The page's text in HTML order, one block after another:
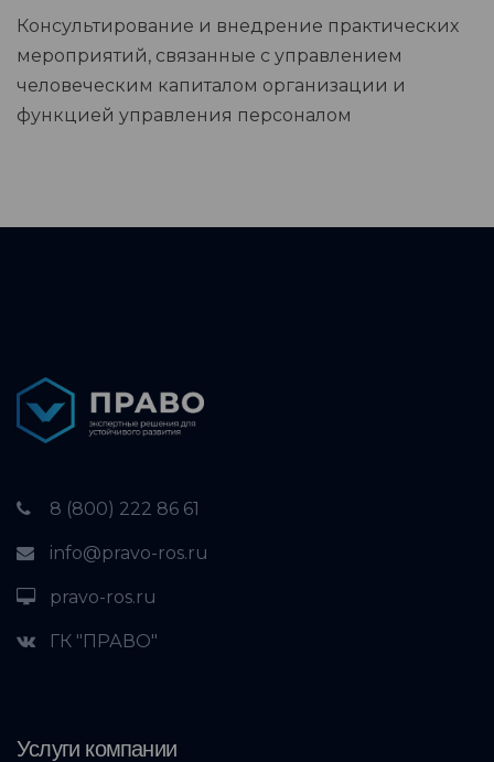
Консультирование и внедрение практических
мероприятий, связанные с управлением
человеческим капиталом организации и
функцией управления персоналом
8 (800) 222 86 61
info@pravo-ros.ru
pravo-ros.ru
ГК "ПРАВО"
Услуги компании